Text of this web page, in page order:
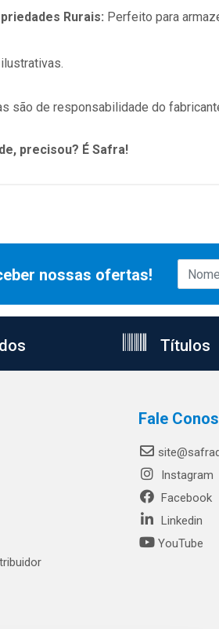
Rurais: Perfeito para
são de responsabilidade do
precisou? É Safra!
nossas ofertas!
Títulos
Fale
Instagram
Facebook
Linkedin
YouTube